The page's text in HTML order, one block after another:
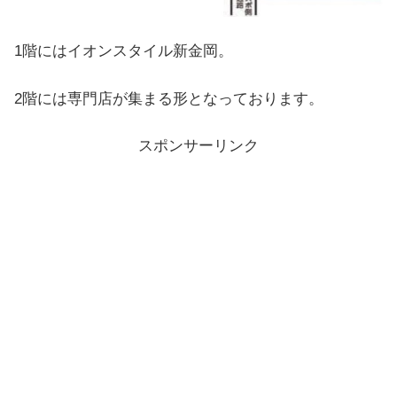
1階にはイオンスタイル新金岡。
2階には専門店が集まる形となっております。
スポンサーリンク